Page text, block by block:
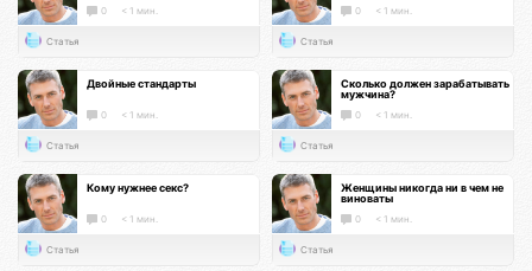
0 < 1 мин.
Статья
0 < 1 мин.
Статья
Двойные стандарты
0 < 1 мин.
Статья
Сколько должен зарабатывать
мужчина?
0 < 1 мин.
Статья
Кому нужнее секс?
0 < 1 мин.
Статья
Женщины никогда ни в чем не
виноваты
0 < 1 мин.
Статья